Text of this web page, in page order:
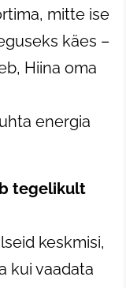
mitte ise
käes –
Hiina oma
energia
tegelikult
keskmisi,
kui vaadata